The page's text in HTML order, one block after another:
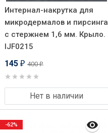
Интернал-накрутка для
микродермалов и пирсинга
с стержнем 1,6 мм. Крыло.
IJF0215
145 ₽ 400₽
Нет в наличии
-62%